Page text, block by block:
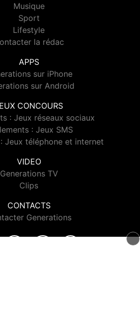
Musique
Sport
Lifestyle
la rédac
APPS
sur iPhone
sur Android
CONCOURS
: Jeux réseaux sociaux
: Jeux SMS
Jeux téléphone et internet
VIDEO
Generations TV
Clips
CONTACTS
Generations